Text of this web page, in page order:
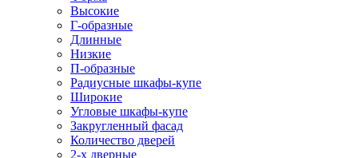
Высокие
Г-образные
Длинные
Низкие
П-образные
Радиусные шкафы-купе
Широкие
Угловые шкафы-купе
Закругленный фасад
Количество дверей
2-х дверные